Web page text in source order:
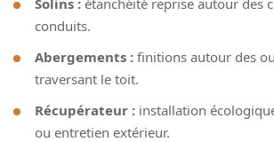
conduits.
Abergements : finitions autour des
traversant le toit.
Récupérateur : installation
ou entretien extérieur.